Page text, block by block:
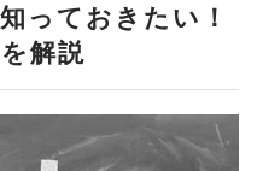
っておきたい！
解説